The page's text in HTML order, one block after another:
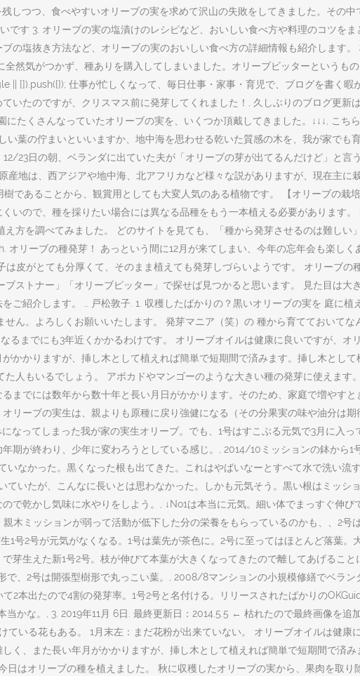
しつつ、食べやすいオリーブの実を求めて沢山の失敗をしてきました。その
です 3. オリーブの実の塩漬けのレシピなど、おいしい食べ方や料理のコツを
の塩抜き方法など、オリーブの実のおいしい食べ方の詳細情報も紹介します
然気がつかず、種ありを購入してしまいました。オリーブビッターというも
[]).push({}); 仕事が忙しくなって、毎日仕事・家事・育児で、ブログを書く暇
いたのですが、クリスマス前に発芽してくれました！, 久しぶりのブログ更新
たくさんなっていたオリーブの実を、いくつか頂戴してきました。↓↓↓, こ
葉の佇まいといいますか、地中海を思わせる乾いた質感の木を、我が家でも
23日の朝、ベランダに出ていた夫が「オリーブの芽が出てるんだけど」と
地は、西アジアや地中海、北アフリカなど様々な説がありますが、現在主
であることから、観賞用としても大変人気のある植物です。 【オリーブの栽
いので、種を採りたい場合には異なる品種をもう一本植える必要があります
方を調べてみました。 どのサイトを見ても、「種から発芽させるのは難しい
リーブの種発芽！ あっという間に12月が来てしまい、今年の忘年会も楽し
皮がとても分厚くて、そのまま植えても発芽しづらいようです。 オリーブ
ストナー」「オリーブピッター」で探せば見つかると思います。 見た目は大
ご紹介します。 … 戸松敦子. 1. 収穫したばかりの？黒いオリーブの実を 庭に
ん。よろしくお願いいたします。 発芽マニア（笑）の 種から育てておいて
るまでにも3年近くかかるわけです。 オリーブオイルは健康に良いですが、オ
かかりますが、挿し木として植えれば簡単で短期間で済みます。挿し木とし
人もいるでしょう。 アボカドやマンゴーのような大きい種の発芽に使えます
までには数年から数十年と長い月日がかかります。そのため、家庭で増やす
リーブの実生は、親よりも原種に戻り強健になる（その分果実の味や油分は
ってしまった我が家の実生オリーブ。でも、1号はすこぶる元気で3月に入っ
期が終わり、少年に変わろうとしている感じ。, 2014/10ミッションの鉢から
なかった。黒くなった根も出てきた。これはやばいなーとすべて水で洗い流
いたが、こんなに長いとは思わなかった。しかも元気そう。黒い根はミッシ
で乾かし気味に水やりをしよう。, ↓No1は本当に元気。細い体でまっすぐ伸
木ミッションが弱って活動が低下した分の栄養をもらっているのかも、、2号
号2号が元気がなくなる。1号は葉先が茶色に。2号に至ってはほとんど落葉
芽生えた新1号2号。枝が伸びて本葉が大きくなってきたので離してあげるこ
、2号は開張型樹形で丸っこい葉。, 2008/8マンションの小規模修繕でベラ
2本出たので4割の発芽率。1号2号と名付ける。リリースされたばかりの
かな。, 3. 2019年11月 6日. 最終更新日：2014.5.5 ← 枯れたので最終画像を
いる花もある。 1月末左：まだ花粉が出来ていない。 オリーブオイルは健
く、また長い年月がかかりますが、挿し木として植えれば簡単で短期間で済み
はオリーブの種を植えました。 秋に収穫したオリーブの実から、果肉を取り